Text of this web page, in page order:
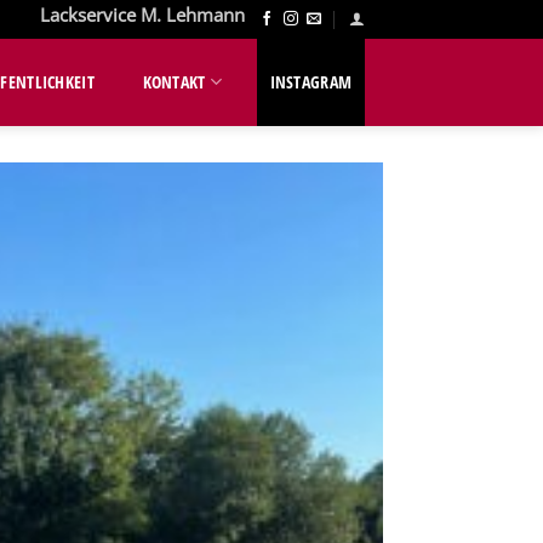
Lackservice M. Lehmann
KONTAKT INSTAGRAM